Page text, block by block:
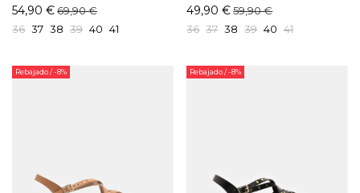
54,90 €69,90 €
36 37 38 39 40 41
49,90 € 59,90 €
36 37 38 39 40 41
Rebajado/ -8% Rebajado/ -8%